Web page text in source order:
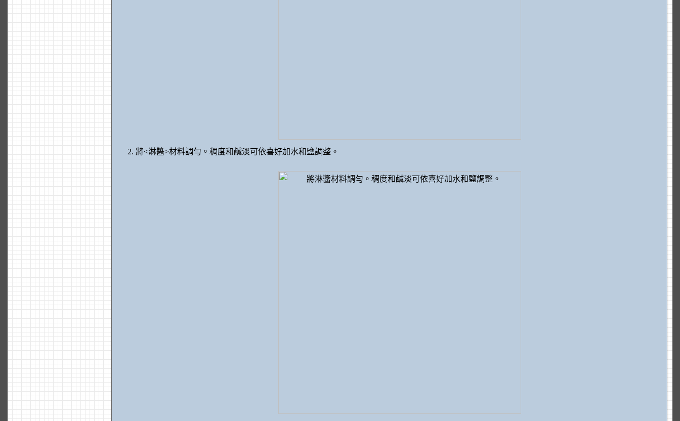
將<淋醬>材料調勻。稠度和鹹淡可依喜好加水和鹽調整。